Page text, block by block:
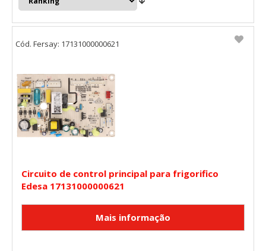
Circuito de control principal para frigorifico
Edesa 17131000000621
Cód. Fersay: 17131000000621